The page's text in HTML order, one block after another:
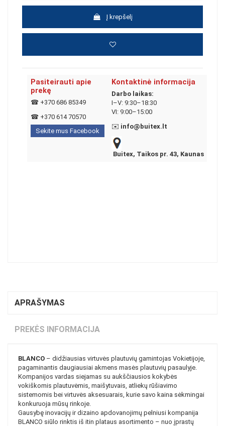
Į krepšelį
Pasiteirauti apie
prekę
☎ +370 686 85349
☎ +370 614 70570
Sekite mus Facebook
Kontaktinė informacija
Darbo laikas:
I–V: 9:30–18:30
VI: 9:00–15:00
✉️ info@buitex.lt
Buitex, Taikos pr. 43, Kaunas
APRAŠYMAS
PREKĖS INFORMACIJA
BLANCO– didžiausias virtuvės plautuvių gamintojas Vokietijoje,
pagaminantis daugiausiai akmens masės plautuvių pasaulyje.
Kompanijos vardas siejamas su aukščiausios kokybės
vokiškomis plautuvėmis, maišytuvais, atliekų rūšiavimo
sistemomis bei virtuvės aksesuarais, kurie savo kaina sėkmingai
konkuruoja mūsų rinkoje.
Gausybę inovacijų ir dizaino apdovanojimų pelniusi kompanija
BLANCO siūlo rinktis iš itin plataus asortimento – nuo įprastų